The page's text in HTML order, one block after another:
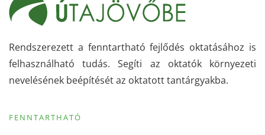
Rendszerezett a fenntartható fejlődés oktatásához is
felhasználható tudás. Segíti az oktatók környezeti
nevelésének beépítését az oktatott tantárgyakba.
FENNTARTHATÓ